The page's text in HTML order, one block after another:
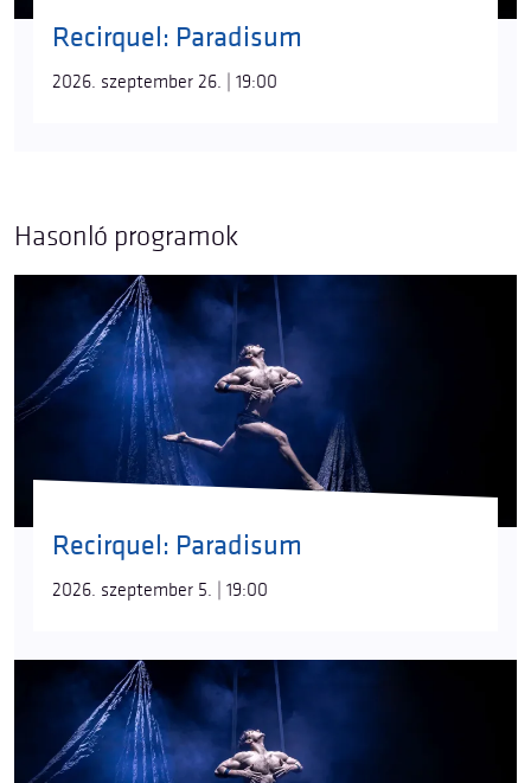
Recirquel: Paradisum
2026. szeptember 26. | 19:00
Hasonló programok
Recirquel: Paradisum
2026. szeptember 5. | 19:00